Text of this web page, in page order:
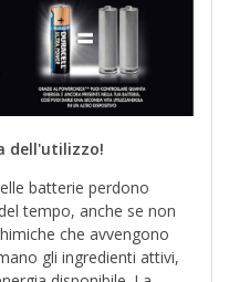
dell'utilizzo!
batterie perdono
tempo, anche se non
che avvengono
gli ingredienti attivi,